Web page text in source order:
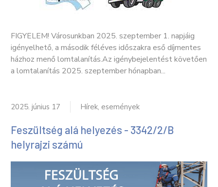
FIGYELEM! Városunkban 2025. szeptember 1. napjáig
igényelhető, a második féléves időszakra eső díjmentes
házhoz menő lomtalanítás.Az igénybejelentést követően
a lomtalanítás 2025. szeptember hónapban...
2025. június 17 Hírek, események
Feszültség alá helyezés - 3342/2/B
helyrajzi számú